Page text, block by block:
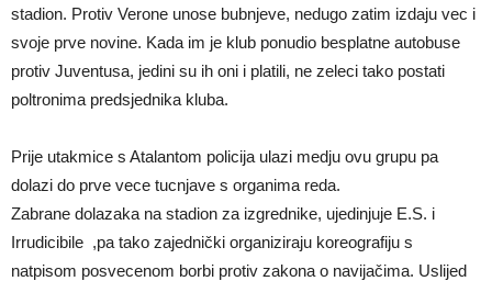
stadion. Protiv Verone unose bubnjeve, nedugo zatim izdaju vec i
svoje prve novine. Kada im je klub ponudio besplatne autobuse
protiv Juventusa, jedini su ih oni i platili, ne zeleci tako postati
poltronima predsjednika kluba.
Prije utakmice s Atalantom policija ulazi medju ovu grupu pa
dolazi do prve vece tucnjave s organima reda.
Zabrane dolazaka na stadion za izgrednike, ujedinjuje E.S. i
Irrudicibile ,pa tako zajednički organiziraju koreografiju s
natpisom posvecenom borbi protiv zakona o navijačima. Uslijed